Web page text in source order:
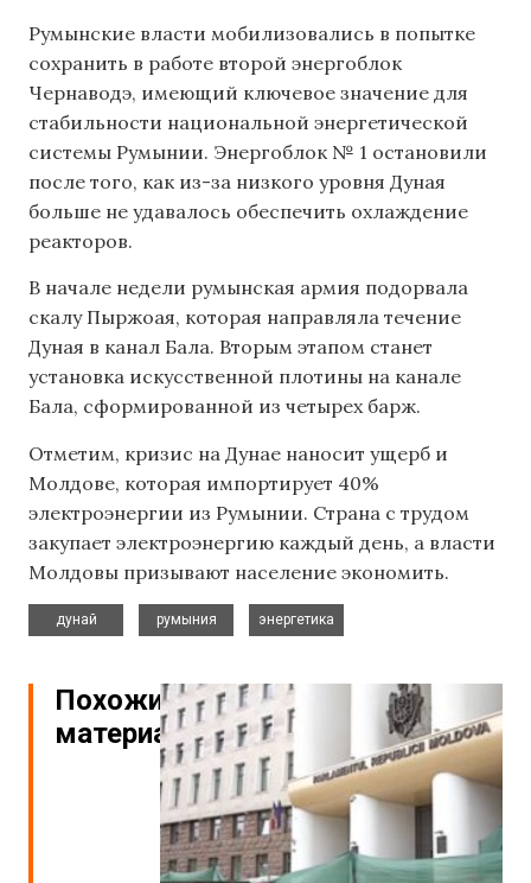
Румынские власти мобилизовались в попытке
сохранить в работе второй энергоблок
Чернаводэ, имеющий ключевое значение для
стабильности национальной энергетической
системы Румынии. Энергоблок № 1 остановили
после того, как из-за низкого уровня Дуная
больше не удавалось обеспечить охлаждение
реакторов.
В начале недели румынская армия подорвала
скалу Пыржоая, которая направляла течение
Дуная в канал Бала. Вторым этапом станет
установка искусственной плотины на канале
Бала, сформированной из четырех барж.
Отметим, кризис на Дунае наносит ущерб и
Молдове, которая импортирует 40%
электроэнергии из Румынии. Страна с трудом
закупает электроэнергию каждый день, а власти
Молдовы призывают население экономить.
дунай
румыния
энергетика
Похожие
материалы